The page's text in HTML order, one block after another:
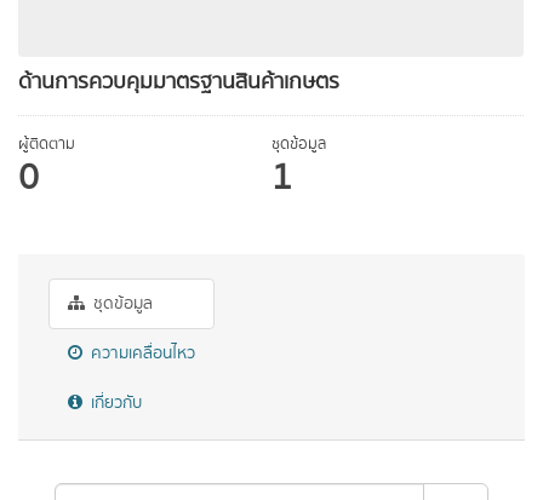
ด้านการควบคุมมาตรฐานสินค้าเกษตร
ผู้ติดตาม
0
ชุดข้อมูล
1
ชุดข้อมูล
ความเคลื่อนไหว
เกี่ยวกับ